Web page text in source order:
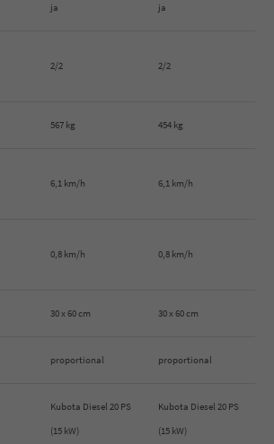
ja ja
2/2 2/2
567 kg 454 kg
6,1 km/h 6,1 km/h
0,8 km/h 0,8 km/h
30 x 60 cm 30 x 60 cm
proportional proportional
Kubota Diesel 20 PS
(15 kW)
Kubota Diesel 20 PS
(15 kW)